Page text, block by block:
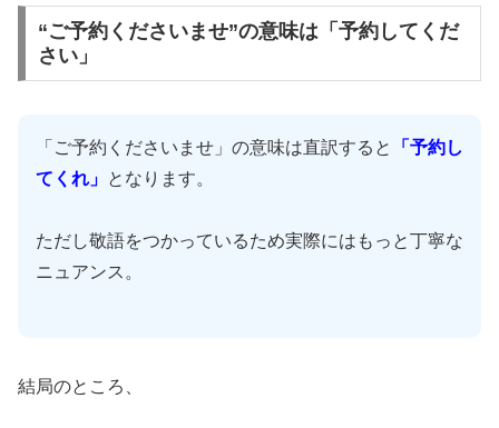
“ご予約くださいませ”の意味は「予約してくだ
さい」
「ご予約くださいませ」の意味は直訳すると
「予約し
てくれ」 となります。
ただし敬語をつかっているため実際にはもっと丁寧な
ニュアンス。
結局のところ、